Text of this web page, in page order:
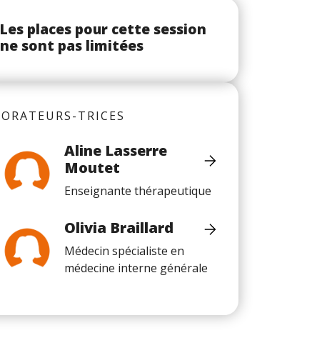
Les places pour cette session
ne sont pas limitées
ORATEURS-TRICES
Aline Lasserre
Moutet
Enseignante thérapeutique
Olivia Braillard
Médecin spécialiste en
médecine interne générale